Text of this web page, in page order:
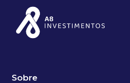
Sobre